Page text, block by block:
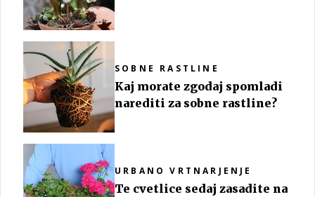
SOBNE RASTLINE
Kaj morate zgodaj spomladi
narediti za sobne rastline?
URBANO VRTNARJENJE
Te cvetlice sedaj zasadite na